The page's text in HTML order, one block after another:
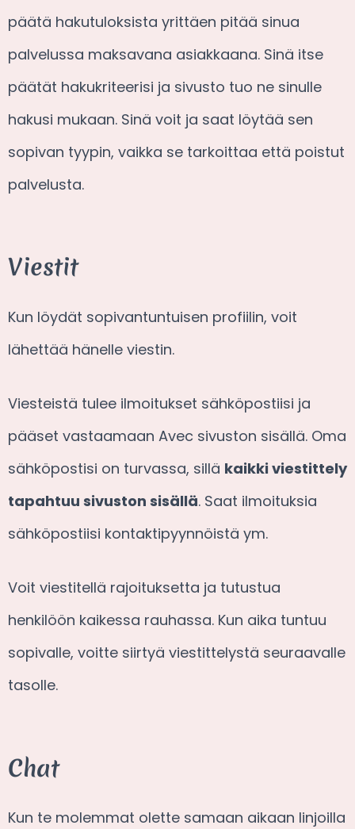
päätä hakutuloksista yrittäen pitää sinua
palvelussa maksavana asiakkaana. Sinä itse
päätät hakukriteerisi ja sivusto tuo ne sinulle
hakusi mukaan. Sinä voit ja saat löytää sen
sopivan tyypin, vaikka se tarkoittaa että poistut
palvelusta.
Viestit
Kun löydät sopivantuntuisen profiilin, voit
lähettää hänelle viestin.
Viesteistä tulee ilmoitukset sähköpostiisi ja
pääset vastaamaan Avec sivuston sisällä. Oma
sähköpostisi on turvassa, sillä kaikki viestittely
tapahtuu sivuston sisällä. Saat ilmoituksia
sähköpostiisi kontaktipyynnöistä ym.
Voit viestitellä rajoituksetta ja tutustua
henkilöön kaikessa rauhassa. Kun aika tuntuu
sopivalle, voitte siirtyä viestittelystä seuraavalle
tasolle.
Chat
Kun te molemmat olette samaan aikaan linjoilla